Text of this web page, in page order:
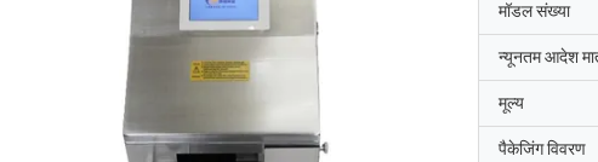
मॉडल संख्या
न्यूनतम आदेश
मूल्य
पैकेजिंग विवरण